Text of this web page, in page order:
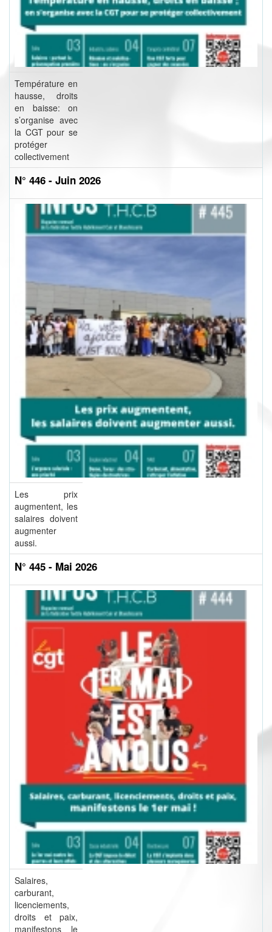
Température en
hausse, droits
en baisse: on
s’organise avec
la CGT pour se
protéger
collectivement
N° 446 - Juin 2026
Les prix
augmentent, les
salaires doivent
augmenter
aussi.
N° 445 - Mai 2026
Salaires,
carburant,
licenciements,
droits et paix,
manifestons le